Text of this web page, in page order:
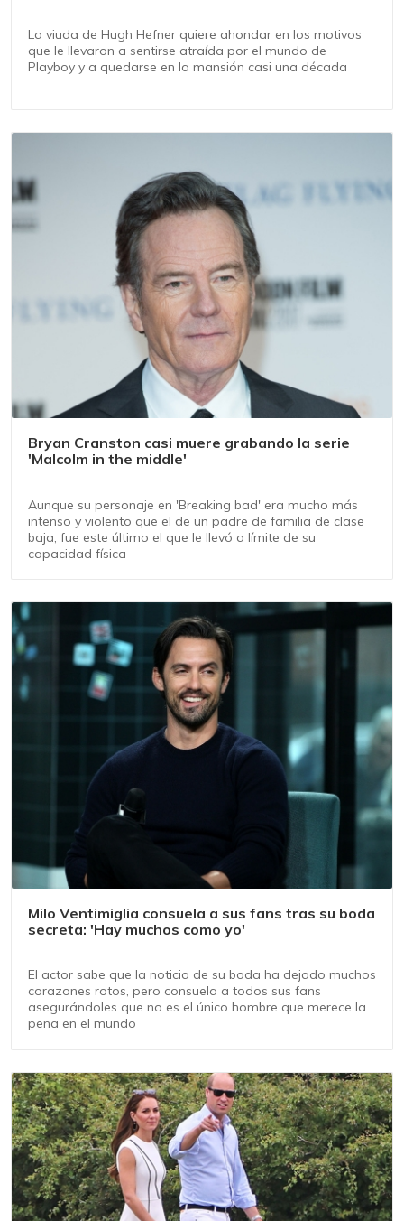
La viuda de Hugh Hefner quiere ahondar en los motivos
que le llevaron a sentirse atraída por el mundo de
Playboy y a quedarse en la mansión casi una década
Bryan Cranston casi muere grabando la serie
'Malcolm in the middle'
Aunque su personaje en 'Breaking bad' era mucho más
intenso y violento que el de un padre de familia de clase
baja, fue este último el que le llevó a límite de su
capacidad física
Milo Ventimiglia consuela a sus fans tras su boda
secreta: 'Hay muchos como yo'
El actor sabe que la noticia de su boda ha dejado muchos
corazones rotos, pero consuela a todos sus fans
asegurándoles que no es el único hombre que merece la
pena en el mundo